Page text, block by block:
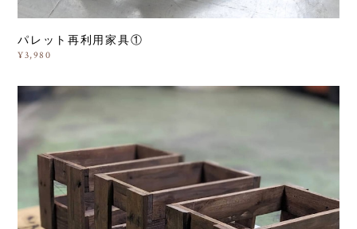
パレット再利用家具①
¥3,980